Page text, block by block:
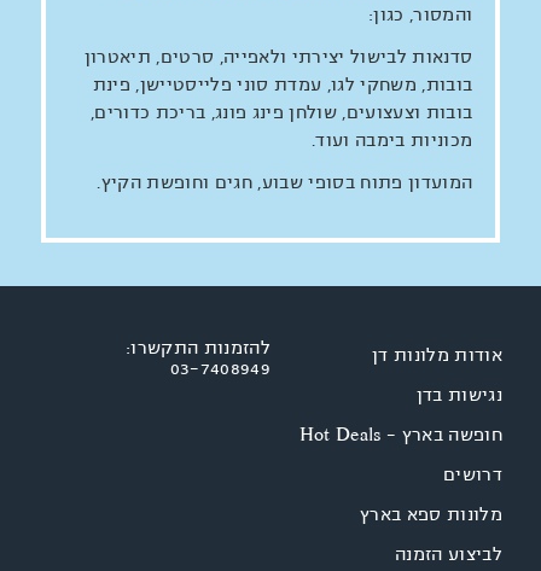
והמסור, כגון:
סדנאות לבישול יצירתי ולאפייה, סרטים, תיאטרון
בובות, משחקי לגו, עמדת סוני פלייסטיישן, פינת
בובות וצעצועים, שולחן פינג פונג, בריכת כדורים,
מכוניות בימבה ועוד.
המועדון פתוח בסופי שבוע, חגים וחופשת הקיץ.
אודות מלונות דן
נגישות בדן
חופשה בארץ - Hot Deals
דרושים
מלונות ספא בארץ
לביצוע הזמנה
להזמנות התקשרו:
03-7408949